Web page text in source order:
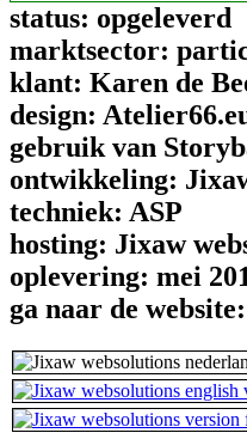
status: opgeleverd
marktsector:
klant: Karen de
design:
gebruik van
ontwikkeling:
techniek: ASP
hosting: Jixaw
oplevering: mei
ga naar de website: